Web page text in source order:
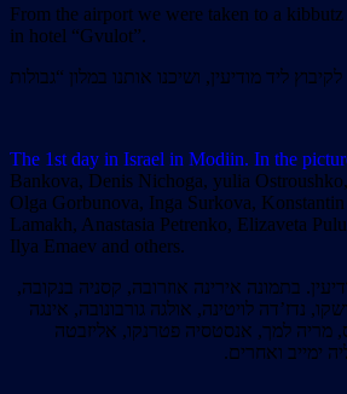
From the airport we were taken to a
in hotel “Gvulot”.
The 1st day in Israel in Modiin. In the
Bankova, Denis Nichoga, yulia
Olga Gorbunova, Inga Surkova,
Lamakh, Anastasia Petrenko, Elizaveta
Ilya Emaev and others.
בתמונה אירינה אוזרובה, קסניה בנקובה,
נדז’דה לויטינה, אולגה גורבונובה, אינגה
מריה למך, אנסטסיה פטרנקו, אליזבטה
ימייב ואחרים.